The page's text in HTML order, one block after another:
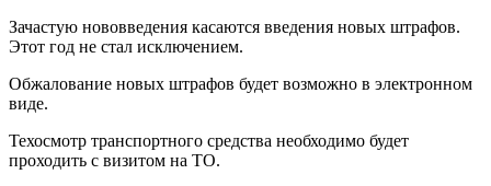
Зачастую нововведения касаются введения новых штрафов.
Этот год не стал исключением.
Обжалование новых штрафов будет возможно в электронном
виде.
Техосмотр транспортного средства необходимо будет
проходить с визитом на ТО.